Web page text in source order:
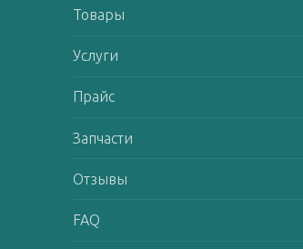
Товары
Услуги
Прайс
Запчасти
Отзывы
FAQ